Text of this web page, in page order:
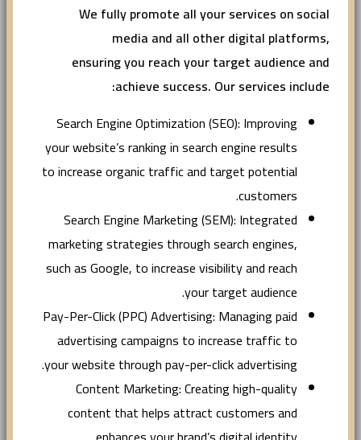
We fully promote all your services on social
media and all other digital platforms,
ensuring you reach your target audience and
achieve success. Our services include:
Search Engine Optimization (SEO): Improving
your website’s ranking in search engine results
to increase organic traffic and target potential
customers.
Search Engine Marketing (SEM): Integrated
marketing strategies through search engines,
such as Google, to increase visibility and reach
your target audience.
Pay-Per-Click (PPC) Advertising: Managing paid
advertising campaigns to increase traffic to
your website through pay-per-click advertising.
Content Marketing: Creating high-quality
content that helps attract customers and